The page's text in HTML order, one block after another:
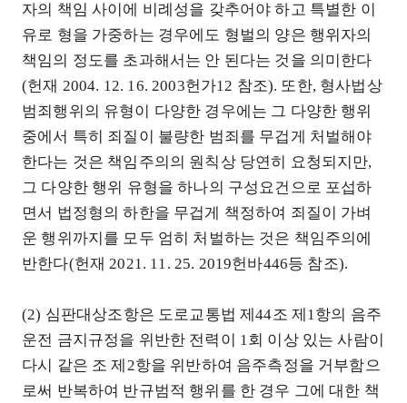
자의 책임 사이에 비례성을 갖추어야 하고 특별한 이
유로 형을 가중하는 경우에도 형벌의 양은 행위자의
책임의 정도를 초과해서는 안 된다는 것을 의미한다
(헌재 2004. 12. 16. 2003헌가12 참조). 또한, 형사법상
범죄행위의 유형이 다양한 경우에는 그 다양한 행위
중에서 특히 죄질이 불량한 범죄를 무겁게 처벌해야
한다는 것은 책임주의의 원칙상 당연히 요청되지만,
그 다양한 행위 유형을 하나의 구성요건으로 포섭하
면서 법정형의 하한을 무겁게 책정하여 죄질이 가벼
운 행위까지를 모두 엄히 처벌하는 것은 책임주의에
반한다(헌재 2021. 11. 25. 2019헌바446등 참조).
(2) 심판대상조항은 도로교통법 제44조 제1항의 음주
운전 금지규정을 위반한 전력이 1회 이상 있는 사람이
다시 같은 조 제2항을 위반하여 음주측정을 거부함으
로써 반복하여 반규범적 행위를 한 경우 그에 대한 책